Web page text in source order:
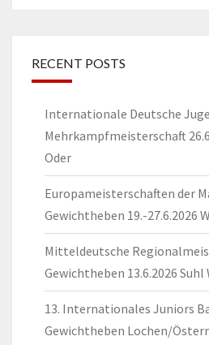
RECENT POSTS
Internationale Deutsche
Mehrkampfmeisterschaft
Oder
Europameisterschaften der
Gewichtheben 19.-27.6.2026
Mitteldeutsche
Gewichtheben 13.6.2026
13. Internationales Juniors
Gewichtheben Lochen/